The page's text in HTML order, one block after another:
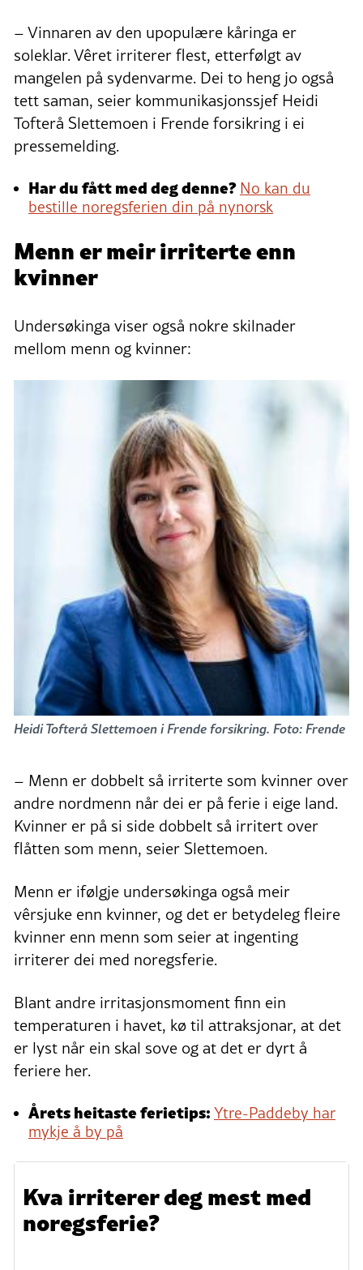
– Vinnaren av den upopulære kåringa er
soleklar. Vêret irriterer flest, etterfølgt av
mangelen på sydenvarme. Dei to heng jo også
tett saman, seier kommunikasjonssjef Heidi
Tofterå Slettemoen i Frende forsikring i ei
pressemelding.
Har du fått med deg denne?No kan du
bestille noregsferien din på nynorsk
Menn er meir irriterte enn
kvinner
Undersøkinga viser også nokre skilnader
mellom menn og kvinner:
Heidi Tofterå Slettemoen i Frende forsikring. Foto: Frende
– Menn er dobbelt så irriterte som kvinner over
andre nordmenn når dei er på ferie i eige land.
Kvinner er på si side dobbelt så irritert over
flåtten som menn, seier Slettemoen.
Menn er ifølgje undersøkinga også meir
vêrsjuke enn kvinner, og det er betydeleg fleire
kvinner enn menn som seier at ingenting
irriterer dei med noregsferie.
Blant andre irritasjonsmoment finn ein
temperaturen i havet, kø til attraksjonar, at det
er lyst når ein skal sove og at det er dyrt å
feriere her.
Årets heitaste ferietips:Ytre-Paddeby har
mykje å by på
Kva irriterer deg mest med
noregsferie?